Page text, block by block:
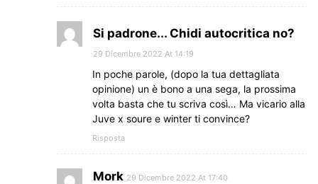
Si padrone... Chidi autocritica no?
29 Dicembre 2022 At 14:19
In poche parole, (dopo la tua dettagliata
opinione) un è bono a una sega, la prossima
volta basta che tu scriva così… Ma vicario alla
Juve x soure e winter ti convince?
Risposta
Mork 29 Dicembre 2022 At 17:40